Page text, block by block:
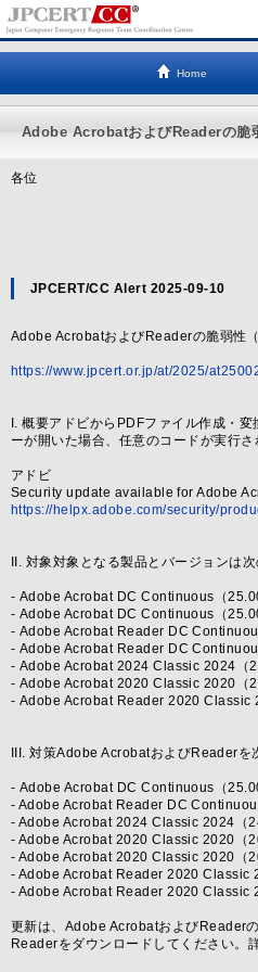
Home
Adobe AcrobatおよびReaderの脆
各位
JPCERT/CC Alert 2025-09-10
Adobe AcrobatおよびReaderの脆弱性
https://www.jpcert.or.jp/at/2025/
I. 概要アドビからPDFファイル作成・
ーが開いた場合、任意のコードが実行
アドビ
Security update available for Adobe
https://helpx.adobe.com/security/
II. 対象対象となる製品とバージョンは次
- Adobe Acrobat DC Continuous（
- Adobe Acrobat DC Continuous（
- Adobe Acrobat Reader DC
- Adobe Acrobat Reader DC
- Adobe Acrobat 2024 Classic 2024（
- Adobe Acrobat 2020 Classic 2020（
- Adobe Acrobat Reader 2020 Classic
III. 対策Adobe AcrobatおよびReaderを
- Adobe Acrobat DC Continuous（
- Adobe Acrobat Reader DC
- Adobe Acrobat 2024 Classic 2024（
- Adobe Acrobat 2020 Classic 2020（
- Adobe Acrobat 2020 Classic 2020（
- Adobe Acrobat Reader 2020 Classic
- Adobe Acrobat Reader 2020 Classic
更新は、Adobe AcrobatおよびReader
Readerをダウンロードしてください。